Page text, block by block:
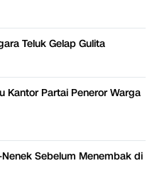
Teluk Gelap Gulita
Kantor Partai Peneror Warga
Sebelum Menembak di